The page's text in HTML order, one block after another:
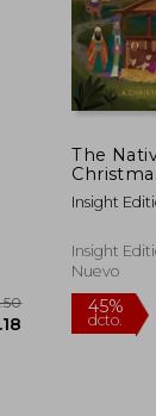
The
Display
Insight
Insight
Nuevo